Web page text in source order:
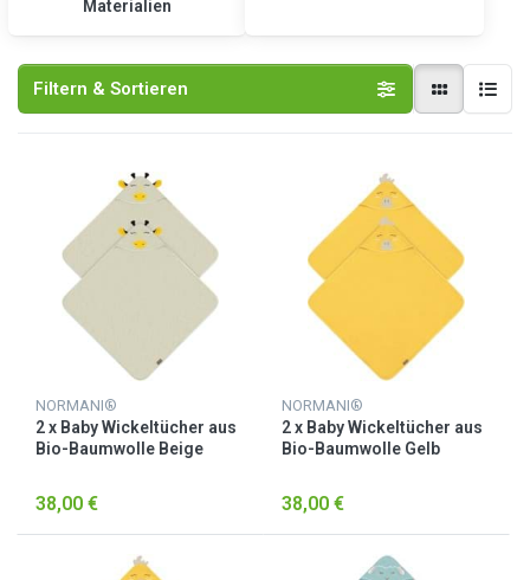
Materialien
Filtern & Sortieren
NORMANI®
2 x Baby Wickeltücher aus
Bio-Baumwolle Beige
38,00 €
NORMANI®
2 x Baby Wickeltücher aus
Bio-Baumwolle Gelb
38,00 €